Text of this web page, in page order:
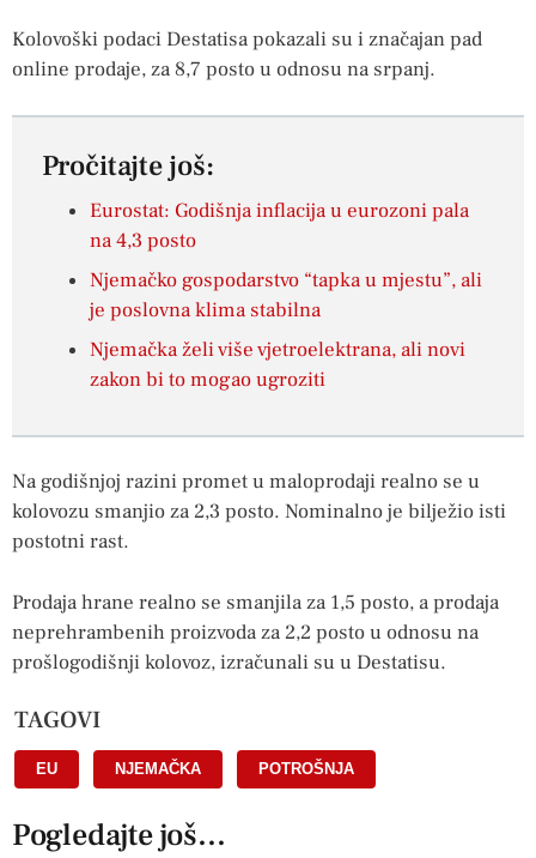
Kolovoški podaci Destatisa pokazali su i značajan pad
online prodaje, za 8,7 posto u odnosu na srpanj.
Pročitajte još:
Eurostat: Godišnja inflacija u eurozoni pala
na 4,3 posto
Njemačko gospodarstvo “tapka u mjestu”, ali
je poslovna klima stabilna
Njemačka želi više vjetroelektrana, ali novi
zakon bi to mogao ugroziti
Na godišnjoj razini promet u maloprodaji realno se u
kolovozu smanjio za 2,3 posto. Nominalno je bilježio isti
postotni rast.
Prodaja hrane realno se smanjila za 1,5 posto, a prodaja
neprehrambenih proizvoda za 2,2 posto u odnosu na
prošlogodišnji kolovoz, izračunali su u Destatisu.
TAGOVI
EU NJEMAČKA POTROŠNJA
Pogledajte još...